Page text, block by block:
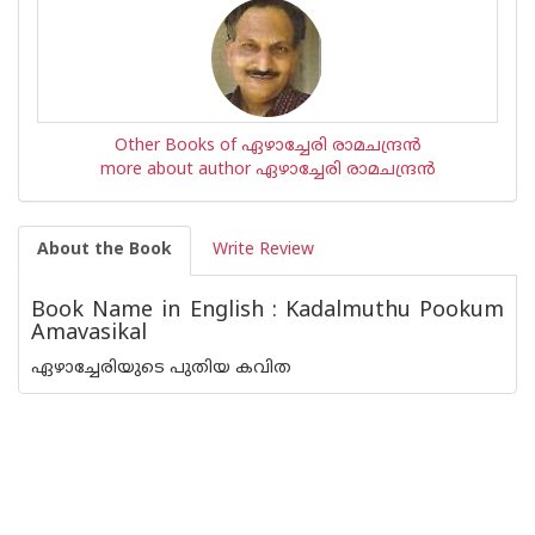
Other Books of ഏഴാച്ചേരി രാമചന്ദ്രന്‍
more about author ഏഴാച്ചേരി രാമചന്ദ്രന്‍
About the Book Write Review
Book Name in English : Kadalmuthu Pookum
Amavasikal
ഏഴാച്ചേരിയുടെ പുതിയ കവിത